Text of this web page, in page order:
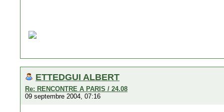
ETTEDGUI ALBERT
Re: RENCONTRE A PARIS / 24.08
09 septembre 2004, 07:16